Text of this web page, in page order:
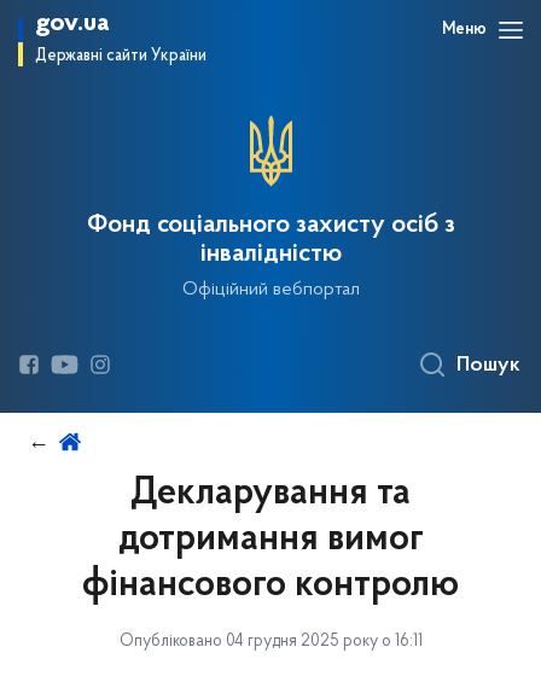
gov.ua
Державні сайти України
Меню
Фонд соціального захисту осіб з
інвалідністю
Офіційний вебпортал
Пошук
Декларування та
дотримання вимог
фінансового контролю
Опубліковано 04 грудня 2025 року о 16:11